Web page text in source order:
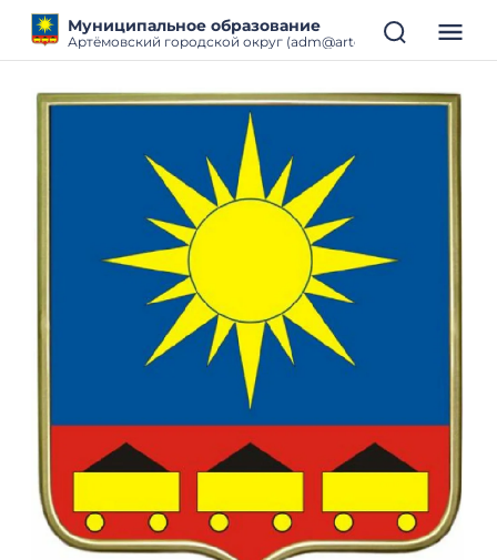
Муниципальное образование
Артёмовский городской округ (adm@artemokrug.ru)